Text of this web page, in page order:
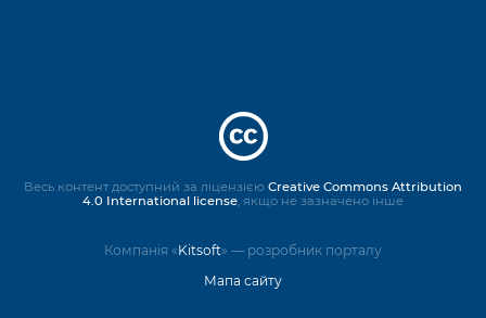
Компанія «Kitsoft» — розробник порталу
Мапа сайту
Весь контент доступний за ліцензією Creative Commons Attribution
4.0 International license, якщо не зазначено інше